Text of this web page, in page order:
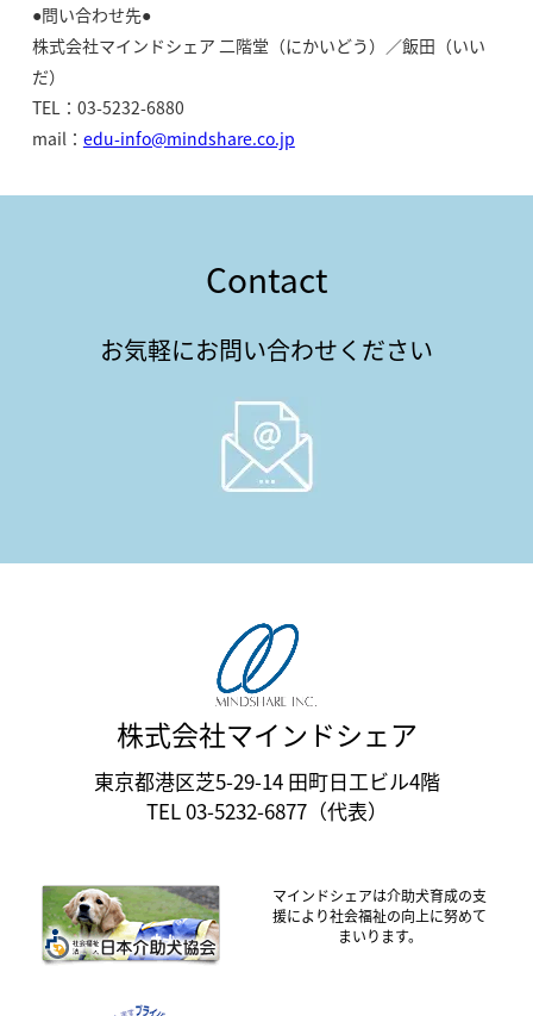
●問い合わせ先●
株式会社マインドシェア 二階堂（にかいどう）／飯田（いい
だ）
TEL：03-5232-6880
mail： edu-info@mindshare.co.jp
Contact
お気軽にお問い合わせください
株式会社マインドシェア
東京都港区芝5-29-14 田町日工ビル4階
TEL 03-5232-6877（代表）
マインドシェアは介助犬育成の支
援により社会福祉の向上に努めて
まいります。